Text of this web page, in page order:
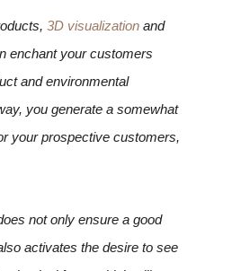
3D visualization and
enchant your customers
and environmental
you generate a somewhat
your prospective customers,
not only ensure a good
activates the desire to see